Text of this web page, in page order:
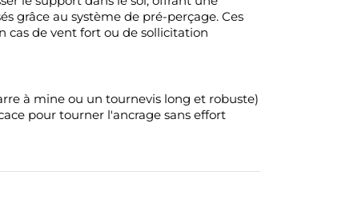
grâce au système de pré-perçage. Ces
cas de vent fort ou de sollicitation
à mine ou un tournevis long et robuste)
pour tourner l'ancrage sans effort